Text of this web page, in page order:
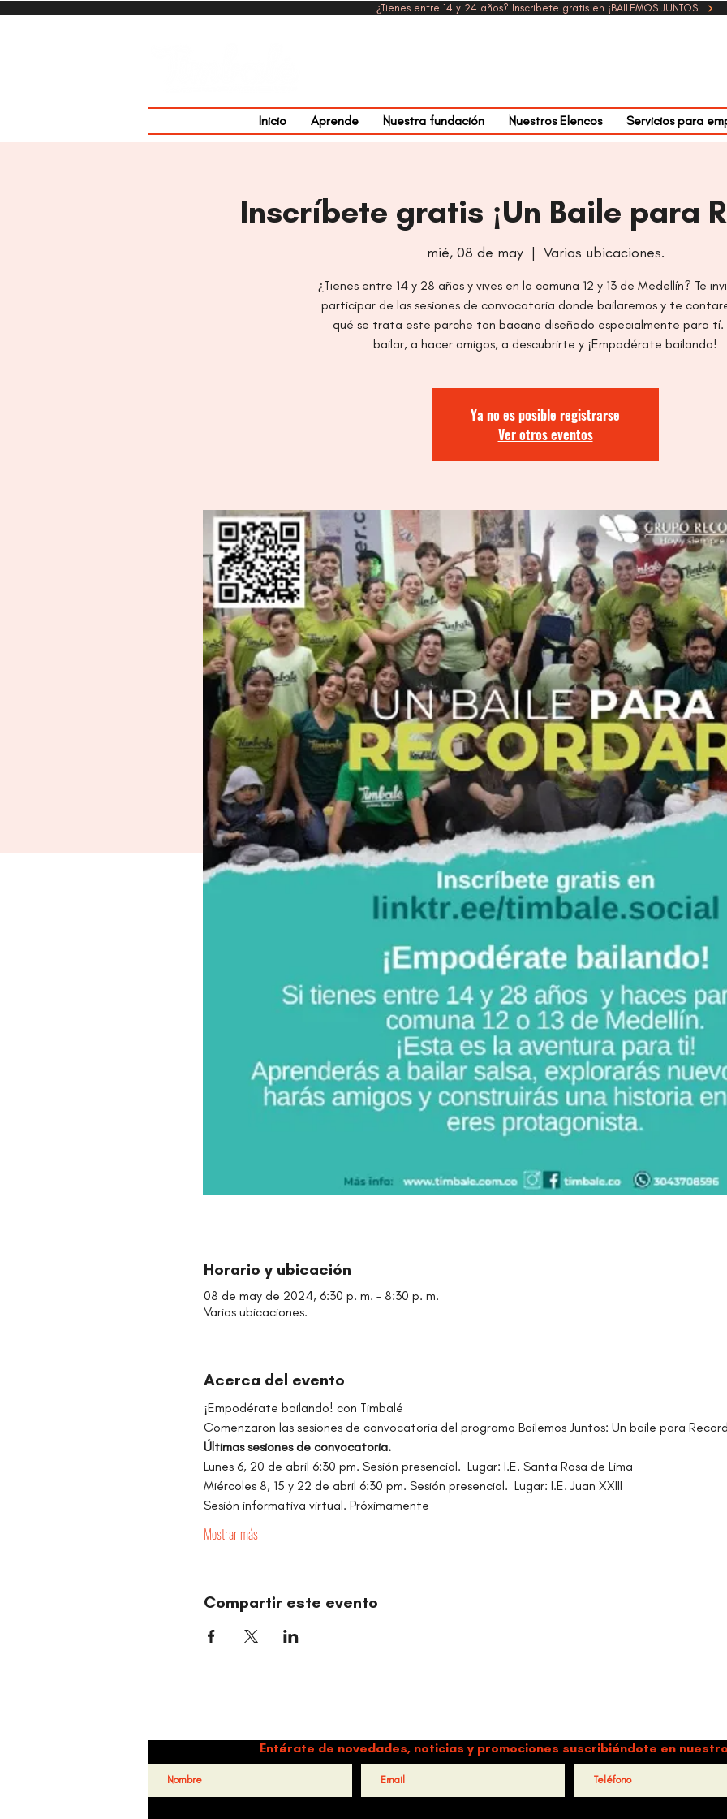
¿Tienes entre 14 y 24 años? Inscribete gratis en ¡BAILEMOS JUNTOS!
Inicio Aprende Nuestra fundación Nuestros Elencos Servicios para
Inscríbete gratis ¡Un Baile para
mié, 08 de may
  |
Varias ubicaciones.
¿Tienes entre 14 y 28 años y vives en la comuna 12 y 13 de Medellín? Te
participar de las sesiones de convocatoria donde bailaremos y te
qué se trata este parche tan bacano diseñado especialmente para tí.
bailar, a hacer amigos, a descubrirte y ¡Empodérate bailando!
Ya no es posible registrarse
Ver otros eventos
Horario y ubicación
08 de may de 2024, 6:30 p. m. – 8:30 p. m.
Varias ubicaciones.
Acerca del evento
¡Empodérate bailando! con Timbalé
Comenzaron las sesiones de convocatoria del programa Bailemos Juntos: Un baile para
Últimas sesiones de convocatoria.
Lunes 6, 20 de abril 6:30 pm. Sesión presencial.  Lugar: I.E. Santa Rosa de Lima
Miércoles 8, 15 y 22 de abril 6:30 pm. Sesión presencial.  Lugar: I.E. Juan XXIII
Sesión informativa virtual. Próximamente
Mostrar más
Compartir este evento
Entérate de novedades, noticias y promociones suscribiéndote en